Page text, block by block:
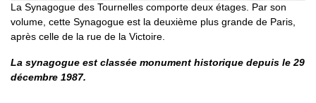
La Synagogue des Tournelles comporte deux étages. Par son
volume, cette Synagogue est la deuxième plus grande de Paris,
après celle de la rue de la Victoire.
La synagogue est classée monument historique depuis le 29
décembre 1987.